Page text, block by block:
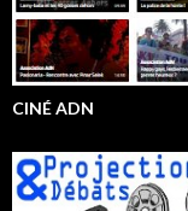
CINÉ ADN